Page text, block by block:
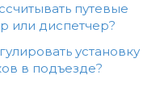
путевые
или диспетчер?
установку
в подъезде?